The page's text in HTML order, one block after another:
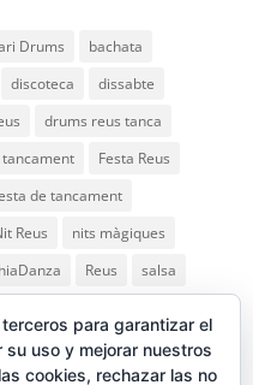
Drums
bachata
discoteca
dissabte
drums reus tanca
Festa Reus
de tancament
Reus
nits màgiques
Reus
salsa
para garantizar el
uso y mejorar nuestros
cookies, rechazar las no